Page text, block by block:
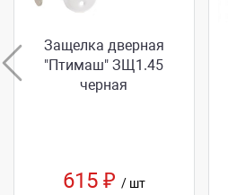
Защелка дверная
"Птимаш" ЗЩ1.45
черная
615 ₽ / шт